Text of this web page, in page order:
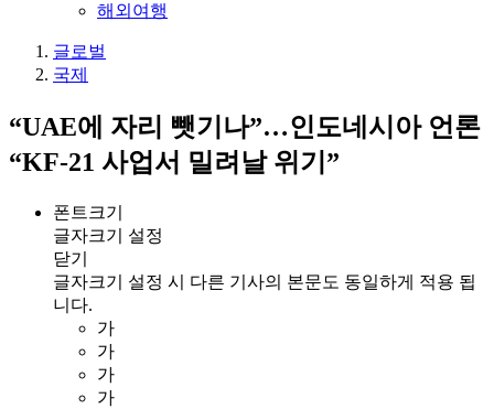
해외여행
글로벌
국제
“UAE에 자리 뺏기나”…인도네시아 언론
“KF-21 사업서 밀려날 위기”
폰트크기
글자크기 설정
닫기
글자크기 설정 시 다른 기사의 본문도 동일하게 적용 됩
니다.
가
가
가
가